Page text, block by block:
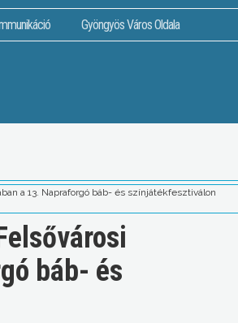
Gyöngyös Város Oldala
a 13. Napraforgó báb- és színjátékfesztiválon
báb- és